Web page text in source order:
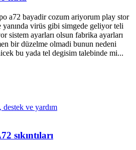
a72 bayadir cozum ariyorum play stor
virüs gibi simgede geliyor teli
sistem ayarları olsun fabrika ayarları
bir düzelme olmadi bunun nedeni
bu yada tel degisim talebinde mi...
destek ve yardım
sıkıntıları